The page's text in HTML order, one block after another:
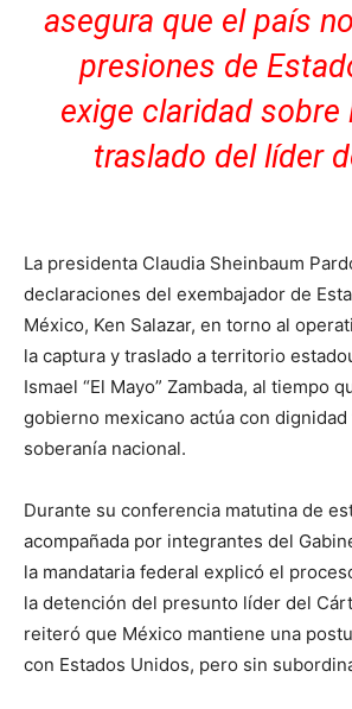
asegura que el país
presiones de
exige claridad sobre
traslado del líder
La presidenta Claudia Sheinbaum
declaraciones del exembajador de
México, Ken Salazar, en torno al
la captura y traslado a territorio
Ismael “El Mayo” Zambada, al tiempo
gobierno mexicano actúa con
soberanía nacional.
Durante su conferencia matutina de
acompañada por integrantes del
la mandataria federal explicó el
la detención del presunto líder del
reiteró que México mantiene una
con Estados Unidos, pero sin